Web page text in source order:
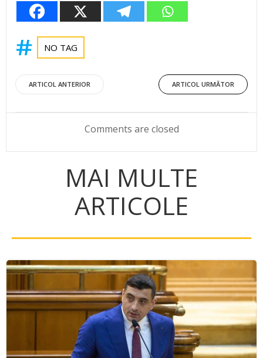
NO TAG
Post
navigation
ARTICOL ANTERIOR
Post
navigation
ARTICOL URMĂTOR
Comments are closed
MAI MULTE
ARTICOLE